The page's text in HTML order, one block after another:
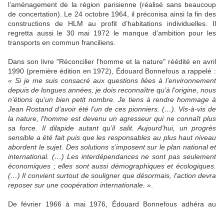
l’aménagement de la région parisienne (réalisé sans beaucoup
de concertation). Le 24 octobre 1964, il préconisa ainsi la fin des
constructions de HLM au profit d’habitations individuelles. Il
regretta aussi le 30 mai 1972 le manque d’ambition pour les
transports en commun franciliens.
Dans son livre "Réconcilier l’homme et la nature" réédité en avril
1990 (première édition en 1972), Édouard Bonnefous a rappelé :
« Si je me suis consacré aux questions liées à l’environnement
depuis de longues années, je dois reconnaître qu’à l’origine, nous
n’étions qu’un bien petit nombre. Je tiens à rendre hommage à
Jean Rostand d’avoir été l’un de ces pionniers. (…). Vis-à-vis de
la nature, l’homme est devenu un agresseur qui ne connaît plus
sa force. Il dilapide autant qu’il salit. Aujourd’hui, un progrès
sensible a été fait puis que les responsables au plus haut niveau
abordent le sujet. Des solutions s’imposent sur le plan national et
international. (…) Les interdépendances ne sont pas seulement
économiques ; elles sont aussi démographiques et écologiques.
(…) Il convient surtout de souligner que désormais, l’action devra
reposer sur une coopération internationale. »
De février 1966 à mai 1976, Édouard Bonnefous adhéra au